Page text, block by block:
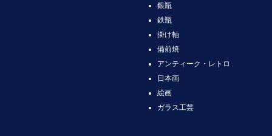
銀瓶
鉄瓶
掛け軸
備前焼
アンティーク・レトロ
日本画
絵画
ガラス工芸